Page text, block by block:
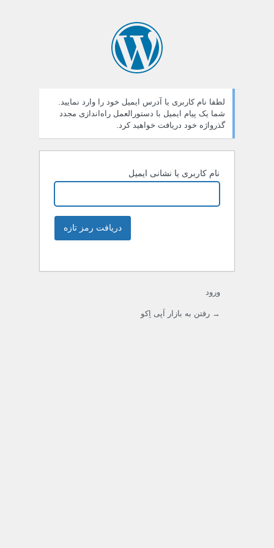
لطفا نام کاربری یا آدرس ایمیل خود را وارد نمایید.
شما یک پیام ایمیل با دستورالعمل راه‌اندازی مجدد
گذرواژه خود دریافت خواهید کرد.
نام کاربری یا نشانی ایمیل
ورود
→ رفتن به بازار اَپی اِکو